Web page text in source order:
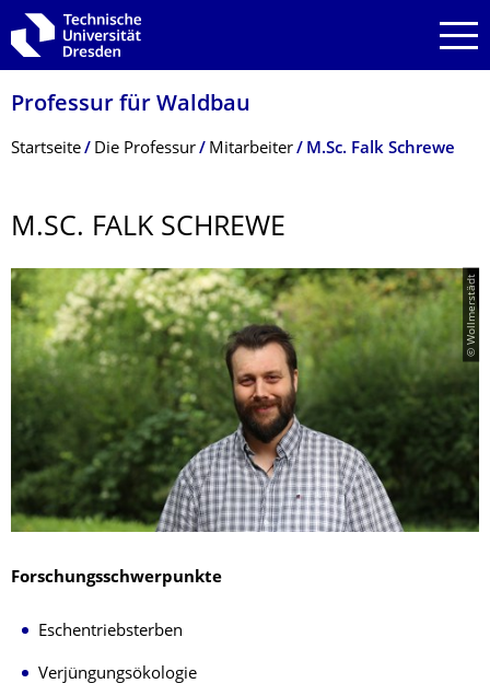
Zur Hauptnavigation springen
Zur Suche springen
Zum Inhalt springen
Professur für Waldbau
Breadcrumb-Menü
Startseite Die Professur Mitarbeiter M.Sc. Falk Schrewe
M.SC. FALK SCHREWE
© Wollmerstädt
Forschungsschwerpunkte
Eschentriebsterben
Verjüngungsökologie